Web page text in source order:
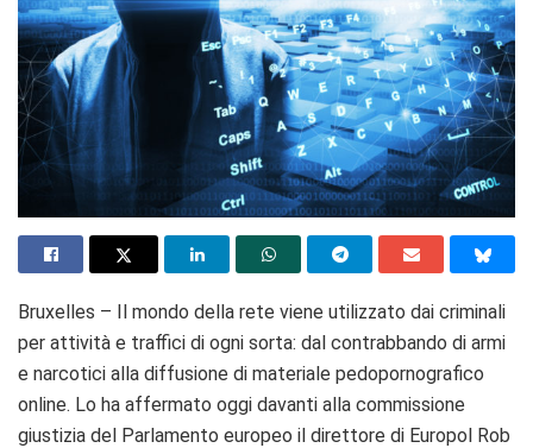
Bruxelles – Il mondo della rete viene utilizzato dai criminali
per attività e traffici di ogni sorta: dal contrabbando di armi
e narcotici alla diffusione di materiale pedopornografico
online. Lo ha affermato oggi davanti alla commissione
giustizia del Parlamento europeo il direttore di Europol Rob